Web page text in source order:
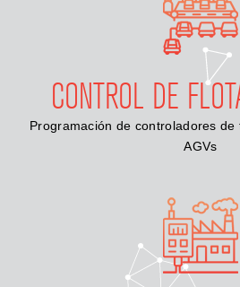
CONTROL DE
Programación de controladores
AGVs